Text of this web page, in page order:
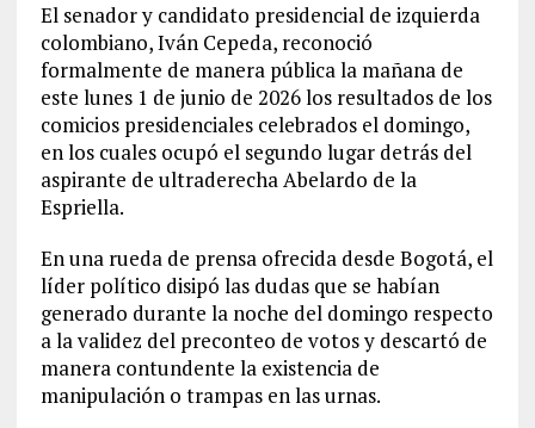
El senador y candidato presidencial de izquierda
colombiano, Iván Cepeda, reconoció
formalmente de manera pública la mañana de
este lunes 1 de junio de 2026 los resultados de los
comicios presidenciales celebrados el domingo,
en los cuales ocupó el segundo lugar detrás del
aspirante de ultraderecha Abelardo de la
Espriella.
En una rueda de prensa ofrecida desde Bogotá, el
líder político disipó las dudas que se habían
generado durante la noche del domingo respecto
a la validez del preconteo de votos y descartó de
manera contundente la existencia de
manipulación o trampas en las urnas.